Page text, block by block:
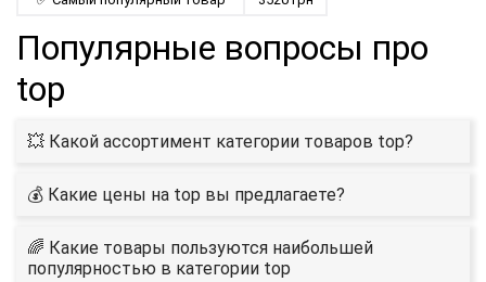
Популярные вопросы про
top
💥 Какой ассортимент категории товаров top?
💰 Какие цены на top вы предлагаете?
🌈 Какие товары пользуются наибольшей
популярностью в категории top